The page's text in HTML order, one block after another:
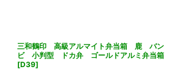
三和鶴印 高級アルマイト弁当箱 鹿 バン
ビ 小判型 ドカ弁 ゴールドアルミ弁当箱
[D39]